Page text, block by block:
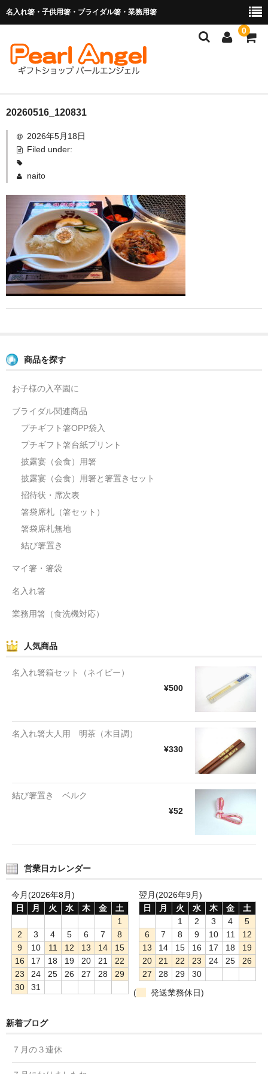
名入れ箸・子供用箸・ブライダル箸・業務用箸
0
商品を探す
お子様の入卒園に
業務用箸（食洗機対応）
マイ箸・箸袋
ご利用ガイド
よくあるご質問
20260516_120831
2026年5月18日
Filed under:
naito
商品を探す
お子様の入卒園に
ブライダル関連商品
プチギフト箸OPP袋入
プチギフト箸台紙プリント
披露宴（会食）用箸
披露宴（会食）用箸と箸置きセット
招待状・席次表
箸袋席札（箸セット）
箸袋席札無地
結び箸置き
マイ箸・箸袋
名入れ箸
業務用箸（食洗機対応）
人気商品
名入れ箸箱セット（ネイビー）
¥500
名入れ箸大人用 明茶（木目調）
¥330
結び箸置き ベルク
¥52
営業日カレンダー
今月(2026年8月)
日
月 火 水 木 金
土
1
2
3 4 5 6 7
8
9
10 11 12 13 14
15
16
17 18 19 20 21
22
23
24 25 26 27 28
29
30
31
翌月(2026年9月)
日
月 火 水 木 金
土
1
2 3 4
5
6
7 8 9 10 11
12
13
14 15 16 17 18
19
20
21 22 23 24 25
26
27
28 29
30
(
発送業務休日)
新着ブログ
７月の３連休